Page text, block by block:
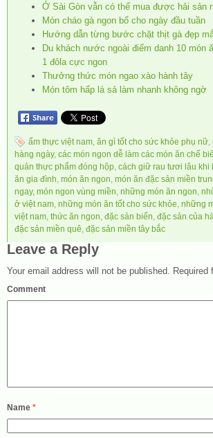
Ở Sài Gòn vẫn có thể mua được hải sản
Món cháo gà ngon bổ cho ngày đầu tuần
Hướng dẫn từng bước chặt thịt gà đẹp
Du khách nước ngoài điểm danh 10 món
1 đôla cực ngon
Thưởng thức món ngao xào hành tây
Món tôm hấp lá sả làm nhanh không ngờ
ẩm thực việt nam, ăn gì tốt cho sức khỏe phụ nữ,
hàng ngày, các món ngon dễ làm các món ăn chế
quản thực phẩm đóng hộp, cách giữ rau tươi lâu khi
ăn gia đình, món ăn ngon, món ăn đặc sản miền
ngay, món ngon vùng miền, những món ăn ngon,
ở việt nam, những món ăn tốt cho sức khỏe, những
việt nam, thức ăn ngon, đặc sản biển, đặc sản của
đặc sản miền quê, đặc sản miền tây bắc
Leave a Reply
Your email address will not be published. Required
Comment
Name *